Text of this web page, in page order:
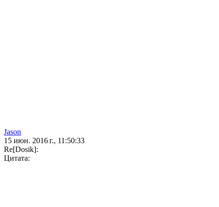
Jason
15 июн. 2016 г., 11:50:33
Re[Dosik]:
Цитата: